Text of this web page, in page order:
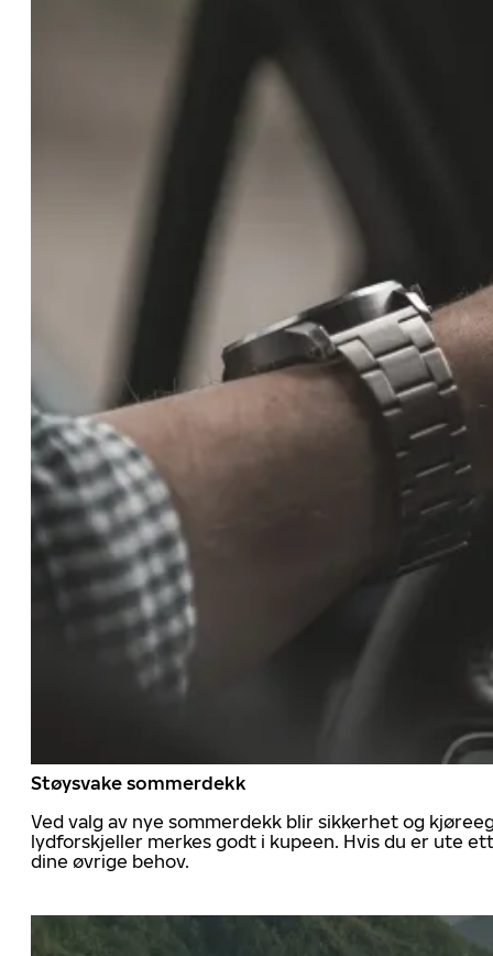
Støysvake sommerdekk
Ved valg av nye sommerdekk blir sikkerhet og
lydforskjeller merkes godt i kupeen. Hvis du er ute
dine øvrige behov.